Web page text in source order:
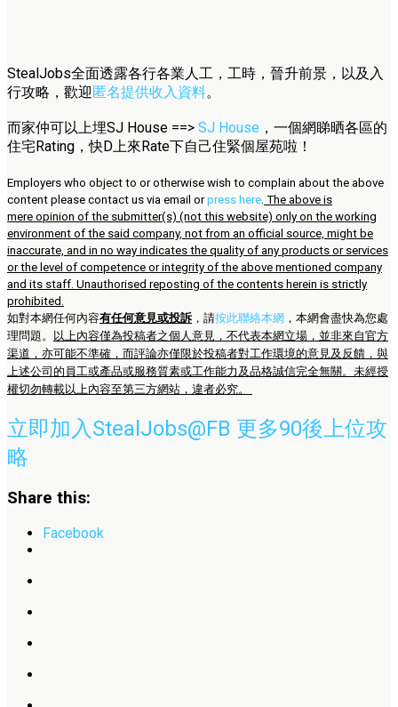
StealJobs全面透露各行各業人工，工時，晉升前景，以及入
行攻略，歡迎匿名提供收入資料。
而家仲可以上埋SJ House ==> SJ House ，一個網睇晒各區的
住宅Rating，快D上來Rate下自己住緊個屋苑啦！
Employers who object to or otherwise wish to complain about the above
content please contact us via email orpress here. The above is
mere opinion of the submitter(s) (not this website) only on the working
environment of the said company, not from an official source, might be
inaccurate, and in no way indicates the quality of any products or services
or the level of competence or integrity of the above mentioned company
and its staff. Unauthorised reposting of the contents herein is strictly
prohibited.
如對本網任何內容有任何意見或投訴 ，請按此聯絡本網 ，本網會盡快為您處
理問題。
以上內容僅為投稿者之個人意見，不代表本網立場，並非來自官方
渠道，亦可能不準確，而評論亦僅限於投稿者對工作環境的意見及反饋，與
上述公司的員工或產品或服務質素或工作能力及品格誠信完全無關。未經授
權切勿轉載以上內容至第三方網站，違者必究。
立即加入StealJobs@FB 更多90後上位攻
略
Share this:
Facebook